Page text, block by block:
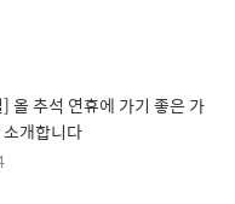
올 추석 연휴에 가기 좋은 가
개합니다